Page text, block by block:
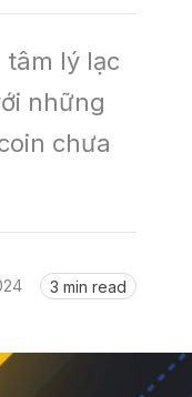
tâm lý lạc
những
chưa
3 min read